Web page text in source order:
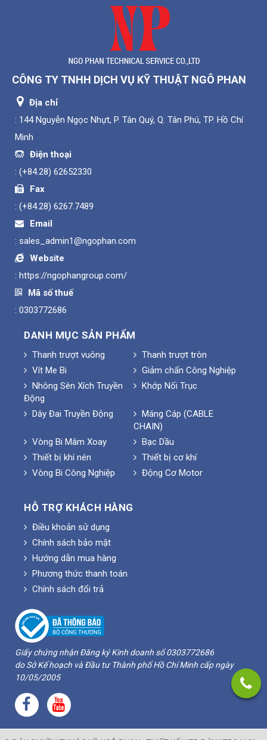
CÔNG TY TNHH DỊCH VỤ KỸ THUẬT NGÔ PHAN
Địa chỉ
: 144 Nguyễn Ngọc Nhựt, P. Tân Quý, Q. Tân Phú, TP. Hồ Chí
Minh
Điện thoại
: (+84.28) 62652330
Fax
: (+84.28) 6267.7489
Email
: sales_admin1@ngophan.com
Website
: https://ngophangroup.com/
Mã số thuế
: 0303772686
DANH MỤC SẢN PHẨM
Thanh trượt vuông
Thanh trượt tròn
Vít Me Bi
Giảm chấn Công Nghiệp
Nhông Sên Xích Truyền
Động
Khớp Nối Trục
Dây Đai Truyền Động
Máng Cáp (CABLE
CHAIN)
Vòng Bi Mâm Xoay
Bạc Dầu
Thiết bị khí nén
Thiết bị cơ khí
Vòng Bi Công Nghiệp
Động Cơ Motor
HỖ TRỢ KHÁCH HÀNG
Điều khoản sử dụng
Chính sách bảo mật
Hướng dẫn mua hàng
Phương thức thanh toán
Chính sách đổi trả
Giấy chứng nhận Đăng ký Kinh doanh số 0303772686
do Sở Kế hoạch và Đầu tư Thành phố Hồ Chí Minh cấp ngày
10/05/2005